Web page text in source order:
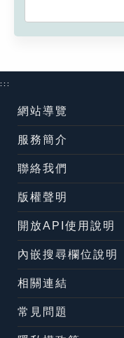
:::
網站導覽
服務簡介
聯絡我們
版權聲明
開放API使用說明
內嵌搜尋欄位說明
相關連結
常見問題